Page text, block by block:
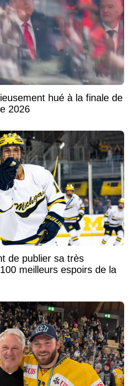
hué à la finale de
2026
de publier sa très
meilleurs espoirs de la